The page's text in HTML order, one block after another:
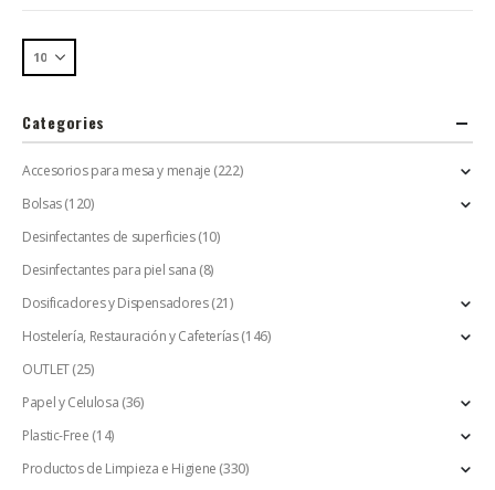
Categories
Accesorios para mesa y menaje (222)
Bolsas(120)
Desinfectantes de superficies (10)
Desinfectantes para piel sana (8)
Dosificadores y Dispensadores (21)
Hostelería, Restauración y Cafeterías(146)
OUTLET(25)
Papel y Celulosa (36)
Plastic-Free (14)
Productos de Limpieza e Higiene (330)